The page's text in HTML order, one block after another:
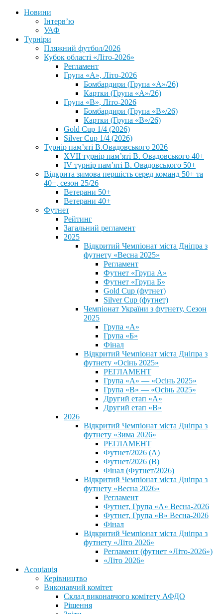
Новини
Інтерв’ю
УАФ
Турніри
Пляжний футбол/2026
Кубок області «Літо-2026»
Регламент
Група «А», Літо-2026
Бомбардири (Група «А»/26)
Картки (Група «А»/26)
Група «В», Літо-2026
Бомбардири (Група «В»/26)
Картки (Група «В»/26)
Gold Cup 1/4 (2026)
Silver Cup 1/4 (2026)
Турнір пам’яті В.Овадовського 2026
XVII турнір пам’яті В. Овадовського 40+
IV турнір пам’яті В. Овадовського 50+
Відкрита зимова першість серед команд 50+ та
40+, сезон 25/26
Ветерани 50+
Ветерани 40+
Футнет
Рейтинг
Загальний регламент
2025
Відкритий Чемпіонат міста Дніпра з
футнету «Весна 2025»
Регламент
Футнет «Група А»
Футнет «Група Б»
Gold Cup (футнет)
Silver Cup (футнет)
Чемпіонат України з футнету, Сезон
2025
Група «А»
Група «Б»
Фінал
Відкритий Чемпіонат міста Дніпра з
футнету «Осінь 2025»
РЕГЛАМЕНТ
Група «А» — «Осінь 2025»
Група «В» — «Осінь 2025»
Другий етап «А»
Другий етап «В»
2026
Відкритий Чемпіонат міста Дніпра з
футнету «Зима 2026»
РЕГЛАМЕНТ
Футнет/2026 (А)
Футнет/2026 (В)
Фінал (Футнет/2026)
Відкритий Чемпіонат міста Дніпра з
футнету «Весна 2026»
Регламент
Футнет, Група «А» Весна-2026
Футнет, Група «В» Весна-2026
Фінал
Відкритий Чемпіонат міста Дніпра з
футнету «Літо 2026»
Регламент (футнет «Літо-2026»)
«Літо 2026»
Асоціація
Керівництво
Виконавчий комітет
Склад виконавчого комітету АФДО
Рішення